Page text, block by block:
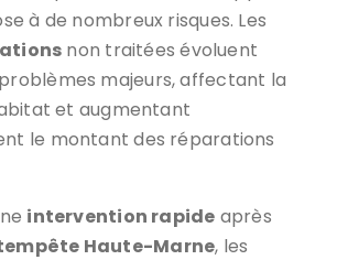
à de nombreux risques. Les
non traitées évoluent
majeurs, affectant la
et augmentant
le montant des réparations
intervention rapide après
Haute-Marne, les